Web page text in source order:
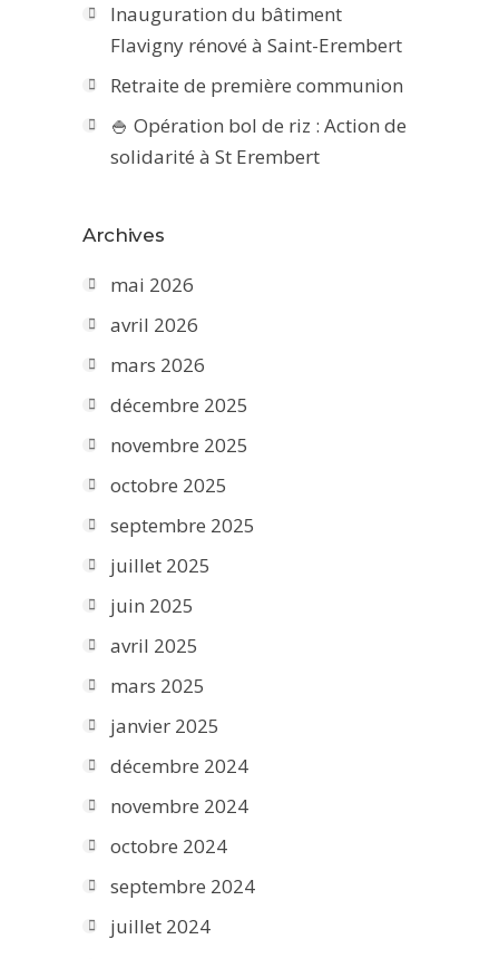
Inauguration du bâtiment
Flavigny rénové à Saint-Erembert
Retraite de première communion
🍚 Opération bol de riz : Action de
solidarité à St Erembert
Archives
mai 2026
avril 2026
mars 2026
décembre 2025
novembre 2025
octobre 2025
septembre 2025
juillet 2025
juin 2025
avril 2025
mars 2025
janvier 2025
décembre 2024
novembre 2024
octobre 2024
septembre 2024
juillet 2024